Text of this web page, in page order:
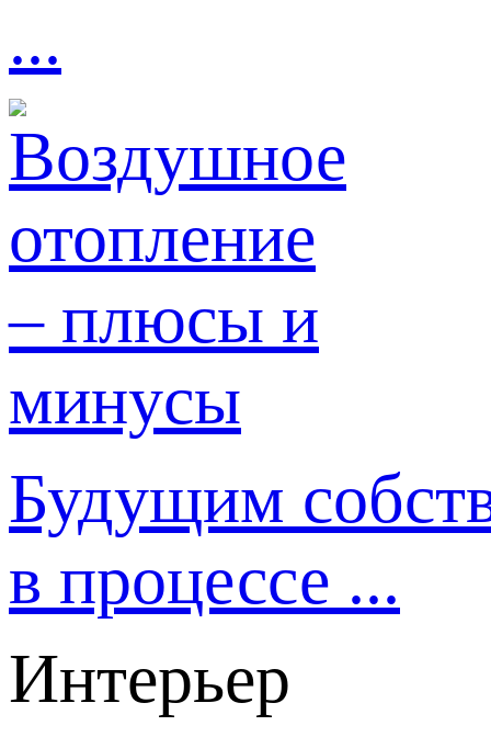
...
Будущим
в процессе ...
Интерьер